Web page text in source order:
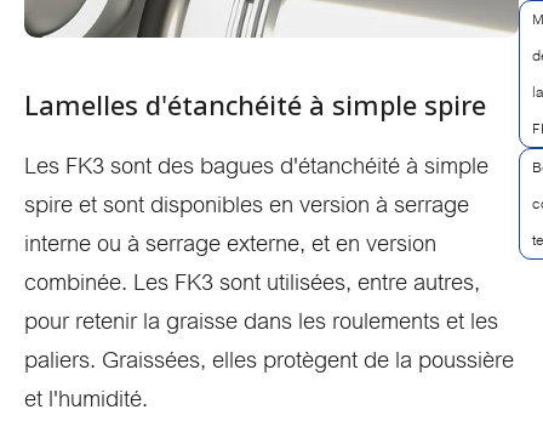
Lamelles d'étanchéité à simple spire
Les FK3 sont des bagues d'étanchéité à simple
spire et sont disponibles en version à serrage
interne ou à serrage externe, et en version
combinée. Les FK3 sont utilisées, entre autres,
pour retenir la graisse dans les roulements et les
paliers. Graissées, elles protègent de la poussière
et l'humidité.